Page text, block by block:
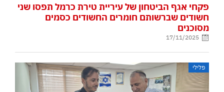
פקחי אגף הביטחון של עיריית טירת כרמל תפסו שני
חשודים שברשותם חומרים החשודים כסמים
מסוכנים
17/11/2025
פלילי